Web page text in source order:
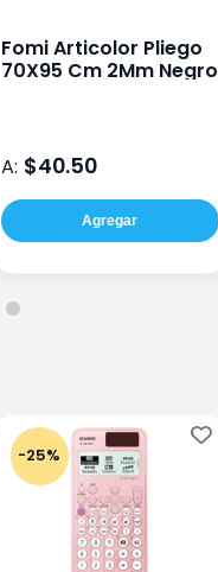
Fomi Articolor Pliego
70X95 Cm 2Mm Negro
A: $40.50
Agregar
-25%